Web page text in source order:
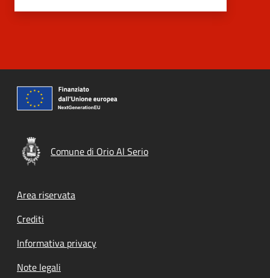
Comune di Orio Al Serio
Footer menu
Area riservata
Crediti
Informativa privacy
Note legali